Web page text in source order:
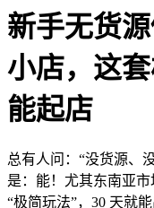
新手无货
小店，这
能起店
总有人问：“没货源、
是：能！尤其东南亚
“极简玩法”，30 天就